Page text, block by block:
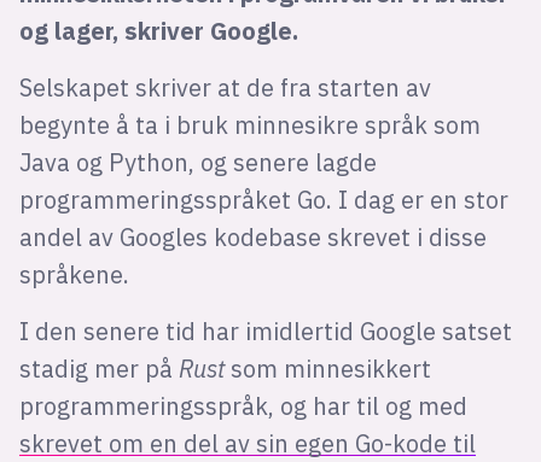
og lager, skriver Google.
Selskapet skriver at de fra starten av
begynte å ta i bruk minnesikre språk som
Java og Python, og senere lagde
programmeringsspråket Go. I dag er en stor
andel av Googles kodebase skrevet i disse
språkene.
I den senere tid har imidlertid Google satset
stadig mer på Rustsom minnesikkert
programmeringsspråk, og har til og med
skrevet om en del av sin egen Go-kode til